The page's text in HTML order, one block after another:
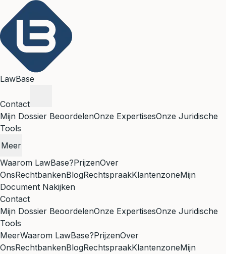
LawBase
Contact
Mijn Dossier BeoordelenOnze ExpertisesOnze Juridische
Tools
Meer
Waarom LawBase?PrijzenOver
OnsRechtbankenBlogRechtspraakKlantenzoneMijn
Document Nakijken
Contact
Mijn Dossier BeoordelenOnze ExpertisesOnze Juridische
Tools
MeerWaarom LawBase?PrijzenOver
OnsRechtbankenBlogRechtspraakKlantenzoneMijn